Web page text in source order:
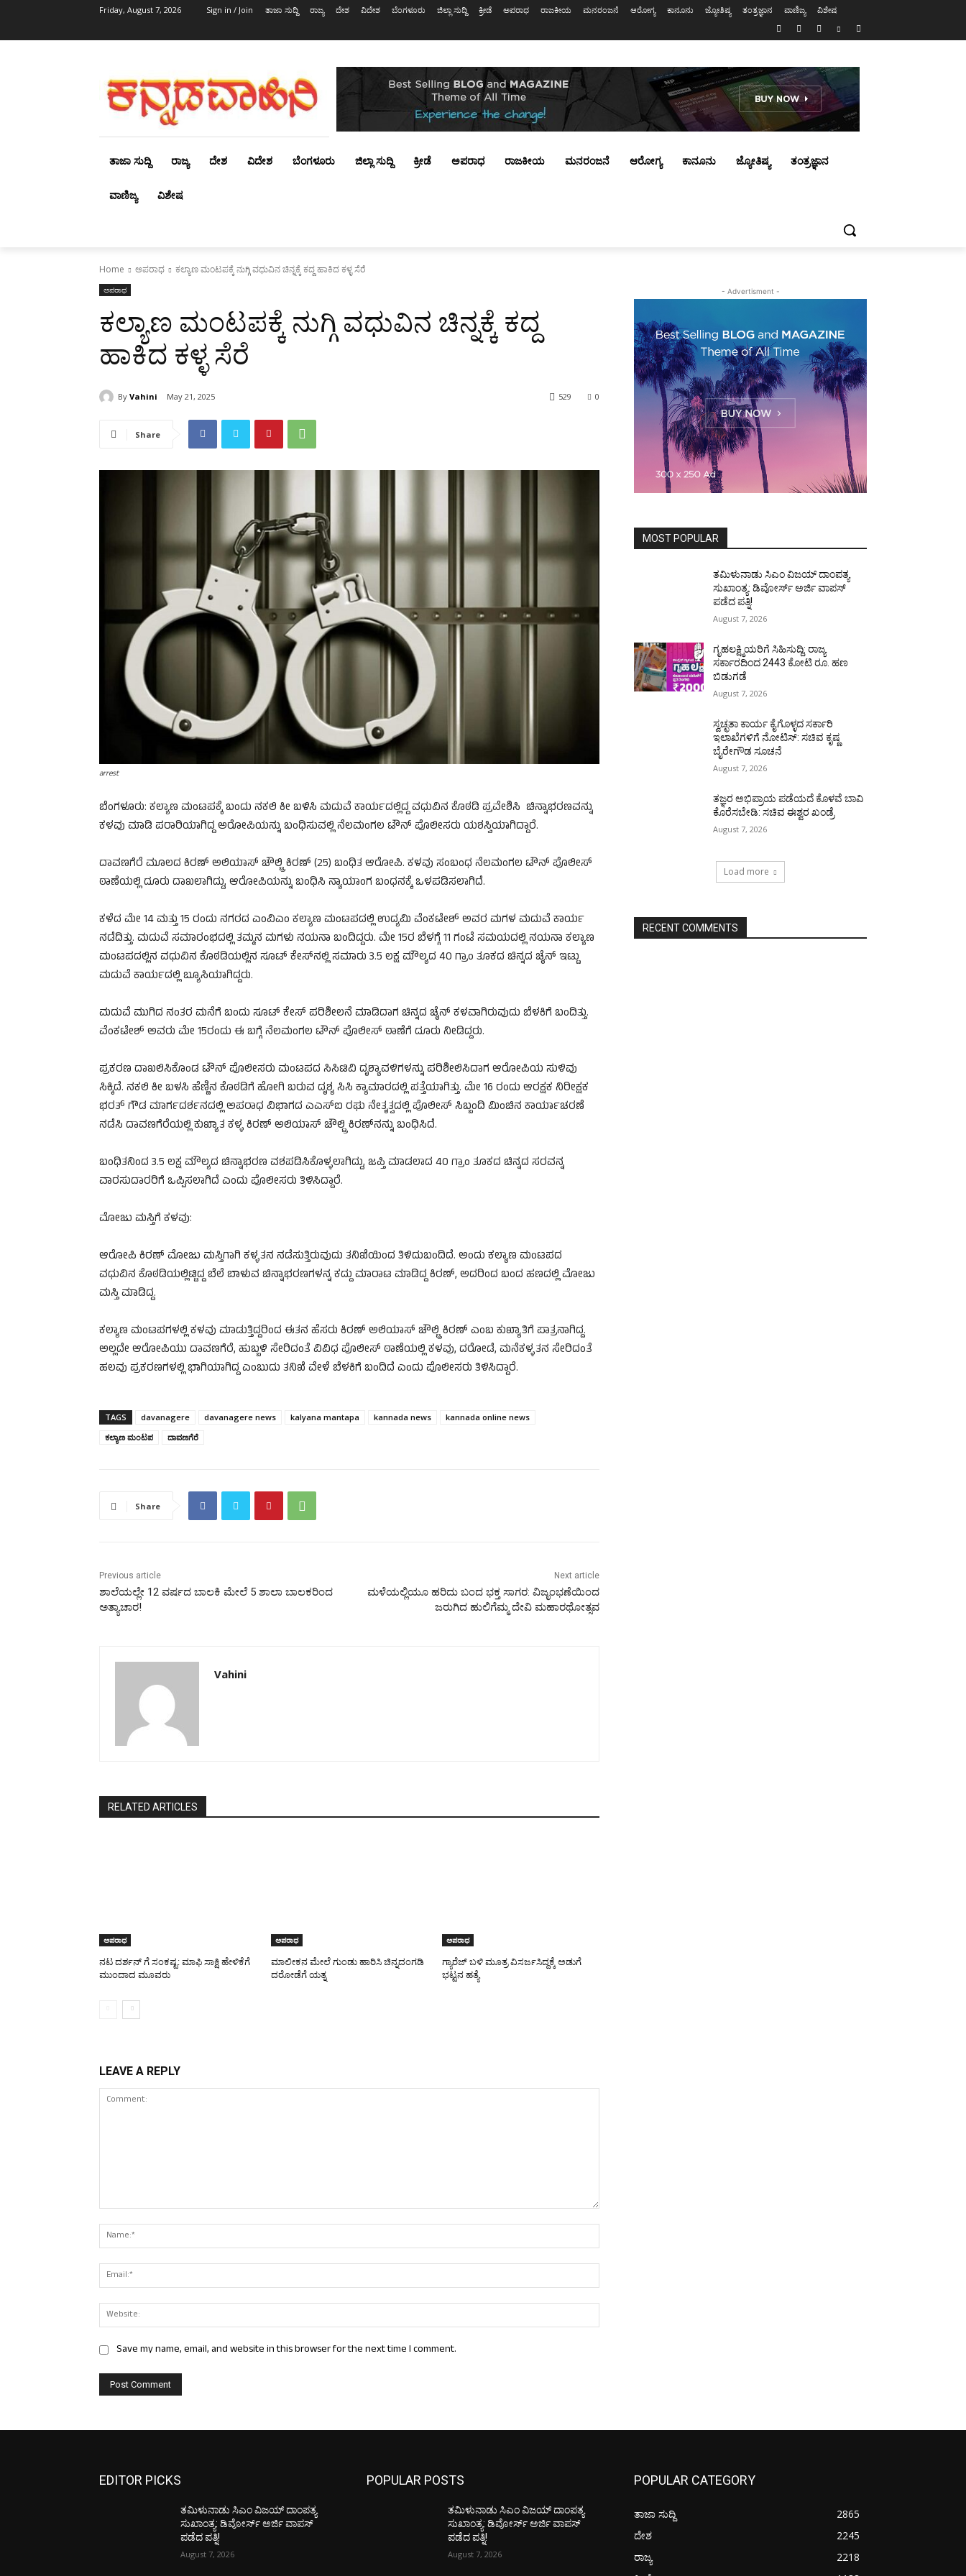
Friday, August 7, 2026 Sign in / Join ತಾಜಾ ಸುದ್ದಿ ರಾಜ್ಯ ದೇಶ ವಿದೇಶ ಬೆಂಗಳೂರು ಜಿಲ್ಲಾ ಸುದ್ದಿ ಕ್ರೀಡೆ ಅಪರಾಧ ರಾಜಕೀಯ ಮನರಂಜನೆ ಆರೋಗ್ಯ ಕಾನೂನು ಜ್ಯೋತಿಷ್ಯ ತಂತ್ರಜ್ಞಾನ ವಾಣಿಜ್ಯ ವಿಶೇಷ
ತಾಜಾ ಸುದ್ದಿ ರಾಜ್ಯ ದೇಶ ವಿದೇಶ ಬೆಂಗಳೂರು ಜಿಲ್ಲಾ ಸುದ್ದಿ ಕ್ರೀಡೆ ಅಪರಾಧ ರಾಜಕೀಯ ಮನರಂಜನೆ ಆರೋಗ್ಯ ಕಾನೂನು ಜ್ಯೋತಿಷ್ಯ ತಂತ್ರಜ್ಞಾನ
ವಾಣಿಜ್ಯ ವಿಶೇಷ
Home ಅಪರಾಧ ಕಲ್ಯಾಣ ಮಂಟಪಕ್ಕೆ ನುಗ್ಗಿ ವಧುವಿನ ಚಿನ್ನಕ್ಕೆ ಕದ್ದ ಹಾಕಿದ ಕಳ್ಳ ಸೆರೆ
ಅಪರಾಧ
ಕಲ್ಯಾಣ ಮಂಟಪಕ್ಕೆ ನುಗ್ಗಿ ವಧುವಿನ ಚಿನ್ನಕ್ಕೆ ಕದ್ದ
ಹಾಕಿದ ಕಳ್ಳ ಸೆರೆ
By Vahini May 21, 2025 0
529
Share
arrest
ಬೆಂಗಳೂರು: ಕಲ್ಯಾಣ ಮಂಟಪಕ್ಕೆ ಬಂದು ನಕಲಿ ಕೀ ಬಳಿಸಿ ಮದುವೆ ಕಾರ್ಯದಲ್ಲಿದ್ದ ವಧುವಿನ ಕೊಠಡಿ ಪ್ರವೇಶಿಸಿ ಚಿನ್ನಾಭರಣವನ್ನು
ಕಳವು ಮಾಡಿ ಪರಾರಿಯಾಗಿದ್ದ ಅರೋಪಿಯನ್ನು ಬಂಧಿಸುವಲ್ಲಿ ನೆಲಮಂಗಲ ಟೌನ್ ಪೊಲೀಸರು ಯಶಸ್ವಿಯಾಗಿದ್ದಾರೆ.
ದಾವಣಗೆರೆ ಮೂಲದ ಕಿರಣ್ ಅಲಿಯಾಸ್ ಚೌಲ್ಟ್ರಿ ಕಿರಣ್ (25) ಬಂಧಿತ ಆರೋಪಿ. ಕಳವು ಸಂಬಂಧ ನೆಲಮಂಗಲ ಟೌನ್ ಪೊಲೀಸ್
ಠಾಣೆಯಲ್ಲಿ ದೂರು ದಾಖಲಾಗಿದ್ದು, ಆರೋಪಿಯನ್ನು ಬಂಧಿಸಿ ನ್ಯಾಯಾಂಗ ಬಂಧನಕ್ಕೆ ಒಳಪಡಿಸಲಾಗಿದೆ.
ಕಳೆದ ಮೇ 14 ಮತ್ತು 15 ರಂದು ನಗರದ ಎಂವಿಎಂ ಕಲ್ಯಾಣ ಮಂಟಪದಲ್ಲಿ ಉದ್ಯಮಿ ವೆಂಕಟೇಶ್ ಅವರ ಮಗಳ ಮದುವೆ ಕಾರ್ಯ
ನಡೆದಿತ್ತು. ಮದುವೆ ಸಮಾರಂಭದಲ್ಲಿ ತಮ್ಮನ ಮಗಳು ನಯನಾ ಬಂದಿದ್ದರು. ಮೇ 15ರ ಬೆಳಗ್ಗೆ 11 ಗಂಟೆ ಸಮಯದಲ್ಲಿ ನಯನಾ ಕಲ್ಯಾಣ
ಮಂಟಪದಲ್ಲಿನ ವಧುವಿನ ಕೊಠಡಿಯಲ್ಲಿನ ಸೂಟ್ ಕೇಸ್​ನಲ್ಲಿ ಸಮಾರು 3.5 ಲಕ್ಷ ಮೌಲ್ಯದ 40 ಗ್ರಾಂ ತೂಕದ ಚಿನ್ನದ ಚೈನ್ ಇಟ್ಟು
ಮದುವೆ ಕಾರ್ಯದಲ್ಲಿ ಬ್ಯೂಸಿಯಾಗಿದ್ದರು.
ಮದುವೆ ಮುಗಿದ ನಂತರ ಮನೆಗೆ ಬಂದು ಸೂಟ್ ಕೇಸ್ ಪರಿಶೀಲನೆ ಮಾಡಿದಾಗ ಚಿನ್ನದ ಚೈನ್ ಕಳವಾಗಿರುವುದು ಬೆಳಕಿಗೆ ಬಂದಿತ್ತು.
ವೆಂಕಟೇಶ್‌ ಅವರು ಮೇ 15ರಂದು ಈ ಬಗ್ಗೆ ನೆಲಮಂಗಲ ಟೌನ್‌ ಪೊಲೀಸ್‌ ಠಾಣೆಗೆ ದೂರು ನೀಡಿದ್ದರು.
ಪ್ರಕರಣ ದಾಖಲಿಸಿಕೊಂಡ ಟೌನ್ ಪೊಲೀಸರು ಮಂಟಪದ ಸಿಸಿಟಿವಿ ದೃಶ್ಯಾವಳಿಗಳನ್ನು ಪರಿಶೀಲಿಸಿದಾಗ ಆರೋಪಿಯ ಸುಳಿವು
ಸಿಕ್ಕಿದೆ. ನಕಲಿ ಕೀ ಬಳಸಿ ಹೆಣ್ಣಿನ ಕೊಠಡಿಗೆ ಹೋಗಿ ಬರುವ ದೃಶ್ಯ ಸಿಸಿ ಕ್ಯಾಮಾರದಲ್ಲಿ ಪತ್ತೆಯಾಗಿತ್ತು. ಮೇ 16 ರಂದು ಆರಕ್ಷಕ ನಿರೀಕ್ಷಕ
ಭರತ್‌ ಗೌಡ ಮಾರ್ಗದರ್ಶನದಲ್ಲಿ ಅಪರಾಧ ವಿಭಾಗದ ಎಎಸ್‌ಐ ರಘು ನೇತೃತ್ವದಲ್ಲಿ ಪೊಲೀಸ್‌ ಸಿಬ್ಬಂದಿ ಮಿಂಚಿನ ಕಾರ್ಯಾಚರಣೆ
ನಡೆಸಿ ದಾವಣಗೆರೆಯಲ್ಲಿ ಕುಖ್ಯಾತ ಕಳ್ಳ ಕಿರಣ್ ಅಲಿಯಾಸ್ ಚೌಲ್ಟ್ರಿ ಕಿರಣ್​ನನ್ನು ಬಂಧಿಸಿದೆ.
ಬಂಧಿತನಿಂದ 3.5 ಲಕ್ಷ ಮೌಲ್ಯದ ಚಿನ್ನಾಭರಣ ವಶಪಡಿಸಿಕೊಳ್ಳಲಾಗಿದ್ದು, ಜಪ್ತಿ ಮಾಡಲಾದ 40 ಗ್ರಾಂ ತೂಕದ ಚಿನ್ನದ ಸರವನ್ನ
ವಾರಸುದಾರರಿಗೆ ಒಪ್ಪಿಸಲಾಗಿದೆ ಎಂದು ಪೊಲೀಸರು ತಿಳಿಸಿದ್ದಾರೆ.
ಮೋಜು ಮಸ್ತಿಗೆ ಕಳವು:
ಆರೋಪಿ ಕಿರಣ್‌ ಮೋಜು ಮಸ್ತಿಗಾಗಿ ಕಳ್ಳತನ ನಡೆಸುತ್ತಿರುವುದು ತನಿಖೆಯಿಂದ ತಿಳಿದುಬಂದಿದೆ. ಅಂದು ಕಲ್ಯಾಣ ಮಂಟಪದ
ವಧುವಿನ ಕೊಠಡಿಯಲ್ಲಿಟ್ಟಿದ್ದ ಬೆಲೆ ಬಾಳುವ ಚಿನ್ನಾಭರಣಗಳನ್ನ ಕದ್ದು ಮಾರಾಟ ಮಾಡಿದ್ದ ಕಿರಣ್​, ಅದರಿಂದ ಬಂದ ಹಣದಲ್ಲಿ ಮೋಜು
ಮಸ್ತಿ ಮಾಡಿದ್ದ.
ಕಲ್ಯಾಣ ಮಂಟಪಗಳಲ್ಲಿ ಕಳವು ಮಾಡುತ್ತಿದ್ದರಿಂದ ಈತನ ಹೆಸರು ಕಿರಣ್ ಅಲಿಯಾಸ್ ಚೌಲ್ಟ್ರಿ ಕಿರಣ್‌ ಎಂಬ ಕುಖ್ಯಾತಿಗೆ ಪಾತ್ರನಾಗಿದ್ದ.
ಅಲ್ಲದೇ ಆರೋಪಿಯು ದಾವಣಗೆರೆ, ಹುಬ್ಬಳಿ ಸೇರಿದಂತೆ ವಿವಿಧ ಪೊಲೀಸ್ ಠಾಣೆಯಲ್ಲಿ ಕಳವು, ದರೋಡೆ, ಮನೆಕಳ್ಳತನ ಸೇರಿದಂತೆ
ಹಲವು ಪ್ರಕರಣಗಳಲ್ಲಿ ಭಾಗಿಯಾಗಿದ್ದ ಎಂಬುದು ತನಿಖೆ ವೇಳೆ ಬೆಳಕಿಗೆ ಬಂದಿದೆ ಎಂದು ಪೊಲೀಸರು ತಿಳಿಸಿದ್ದಾರೆ.
TAGS davanagere davanagere news kalyana mantapa kannada news
kannada online news
ಕಲ್ಯಾಣ ಮಂಟಪ
ದಾವಣಗೆರೆ
Share
Previous article
ಶಾಲೆಯಲ್ಲೇ 12 ವರ್ಷದ ಬಾಲಕಿ ಮೇಲೆ 5 ಶಾಲಾ ಬಾಲಕರಿಂದ
ಅತ್ಯಾಚಾರ!
Next article
ಮಳೆಯಲ್ಲಿಯೂ ಹರಿದು ಬಂದ ಭಕ್ತ ಸಾಗರ: ವಿಜೃಂಭಣೆಯಿಂದ
ಜರುಗಿದ ಹುಲಿಗೆಮ್ಮ ದೇವಿ ಮಹಾರಥೋತ್ಸವ
Vahini
RELATED ARTICLES
ಅಪರಾಧ
ನಟ ದರ್ಶನ್ ಗೆ ಸಂಕಷ್ಟ: ಮಾಫಿ ಸಾಕ್ಷಿ ಹೇಳಿಕೆಗೆ
ಮುಂದಾದ ಮೂವರು
ಅಪರಾಧ
ಮಾಲೀಕನ ಮೇಲೆ ಗುಂಡು ಹಾರಿಸಿ ಚಿನ್ನದಂಗಡಿ
ದರೋಡೆಗೆ ಯತ್ನ
ಅಪರಾಧ
ಗ್ಯಾರೆಜ್ ಬಳಿ ಮೂತ್ರ ವಿಸರ್ಜಸಿದ್ದಕ್ಕೆ ಅಡುಗೆ
ಭಟ್ಟನ ಹತ್ಯೆ
LEAVE A REPLY
Save my name, email, and website in this browser for the next time I comment.
- Advertisment -
MOST POPULAR
ತಮಿಳುನಾಡು ಸಿಎಂ ವಿಜಯ್‌ ದಾಂಪತ್ಯ
ಸುಖಾಂತ್ಯ: ಡಿವೋರ್ಸ್‌ ಅರ್ಜಿ ವಾಪಸ್‌
ಪಡೆದ ಪತ್ನಿ!
August 7, 2026
ಗೃಹಲಕ್ಷ್ಮಿಯರಿಗೆ ಸಿಹಿಸುದ್ದಿ: ರಾಜ್ಯ
ಸರ್ಕಾರದಿಂದ 2443 ಕೋಟಿ ರೂ. ಹಣ
ಬಿಡುಗಡೆ
August 7, 2026
ಸ್ವಚ್ಛತಾ ಕಾರ್ಯ ಕೈಗೊಳ್ಳದ ಸರ್ಕಾರಿ
ಇಲಾಖೆಗಳಿಗೆ ನೋಟಿಸ್: ಸಚಿವ ಕೃಷ್ಣ
ಬೈರೇಗೌಡ ಸೂಚನೆ
August 7, 2026
ತಜ್ಞರ ಅಭಿಪ್ರಾಯ ಪಡೆಯದೆ ಕೊಳವೆ ಬಾವಿ
ಕೊರೆಸಬೇಡಿ: ಸಚಿವ ಈಶ್ವರ ಖಂಡ್ರೆ
August 7, 2026
Load more
RECENT COMMENTS
EDITOR PICKS
ತಮಿಳುನಾಡು ಸಿಎಂ ವಿಜಯ್‌ ದಾಂಪತ್ಯ
ಸುಖಾಂತ್ಯ: ಡಿವೋರ್ಸ್‌ ಅರ್ಜಿ ವಾಪಸ್‌
ಪಡೆದ ಪತ್ನಿ!
August 7, 2026
POPULAR POSTS
ತಮಿಳುನಾಡು ಸಿಎಂ ವಿಜಯ್‌ ದಾಂಪತ್ಯ
ಸುಖಾಂತ್ಯ: ಡಿವೋರ್ಸ್‌ ಅರ್ಜಿ ವಾಪಸ್‌
ಪಡೆದ ಪತ್ನಿ!
August 7, 2026
POPULAR CATEGORY
ತಾಜಾ ಸುದ್ದಿ
2865
ದೇಶ
2245
ರಾಜ್ಯ
2218